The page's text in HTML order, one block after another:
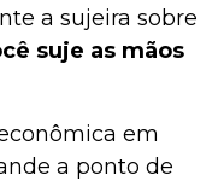
a sujeira sobre
suje as mãos
em
a ponto de